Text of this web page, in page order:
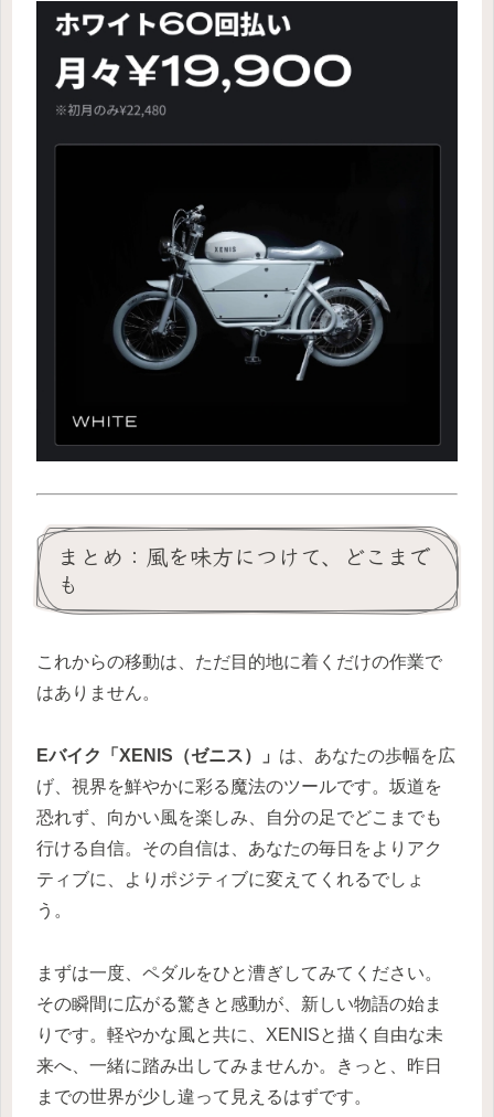
まとめ：風を味方につけて、どこまで
も
これからの移動は、ただ目的地に着くだけの作業で
はありません。
Eバイク「XENIS（ゼニス）」 は、あなたの歩幅を広
げ、視界を鮮やかに彩る魔法のツールです。坂道を
恐れず、向かい風を楽しみ、自分の足でどこまでも
行ける自信。その自信は、あなたの毎日をよりアク
ティブに、よりポジティブに変えてくれるでしょ
う。
まずは一度、ペダルをひと漕ぎしてみてください。
その瞬間に広がる驚きと感動が、新しい物語の始ま
りです。軽やかな風と共に、XENISと描く自由な未
来へ、一緒に踏み出してみませんか。きっと、昨日
までの世界が少し違って見えるはずです。